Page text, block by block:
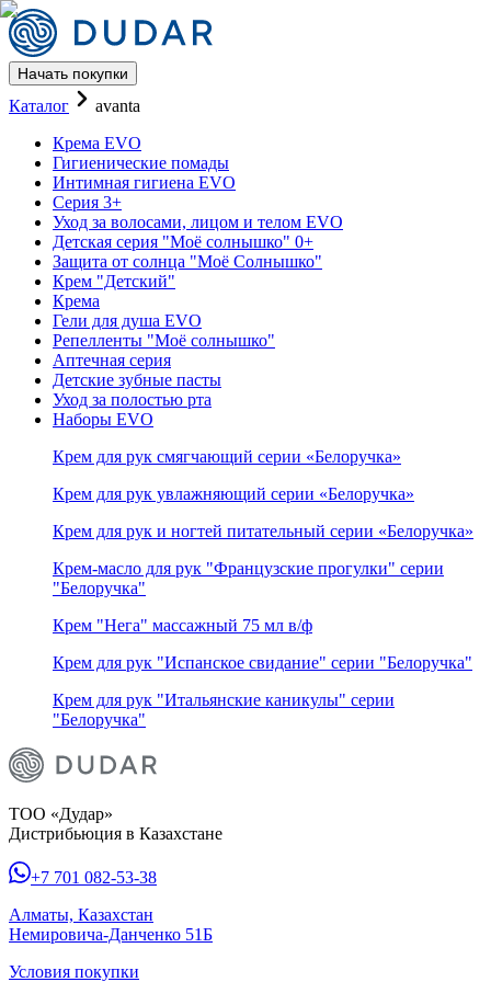
Начать покупки
Каталог Крема бренда
Каталог
avanta
Крема EVO
Гигиенические помады
Интимная гигиена EVO
Серия 3+
Уход за волосами, лицом и телом EVO
Детская серия "Моё солнышко" 0+
Защита от солнца "Моё Солнышко"
Крем "Детский"
Крема
Гели для душа EVO
Репелленты "Моё солнышко"
Аптечная серия
Детские зубные пасты
Уход за полостью рта
Наборы EVO
Крем для рук смягчающий серии «Белоручка»
Крем для рук увлажняющий серии «Белоручка»
Крем для рук и ногтей питательный серии «Белоручка»
Крем-масло для рук "Французские прогулки" серии
"Белоручка"
Крем "Нега" массажный 75 мл в/ф
Крем для рук "Испанское свидание" серии "Белоручка"
Крем для рук "Итальянские каникулы" серии
"Белоручка"
ТОО «Дудар»
Дистрибьюция в Казахстане
+7 701 082-53-38
Алматы, Казахстан
Немировича-Данченко 51Б
Условия покупки